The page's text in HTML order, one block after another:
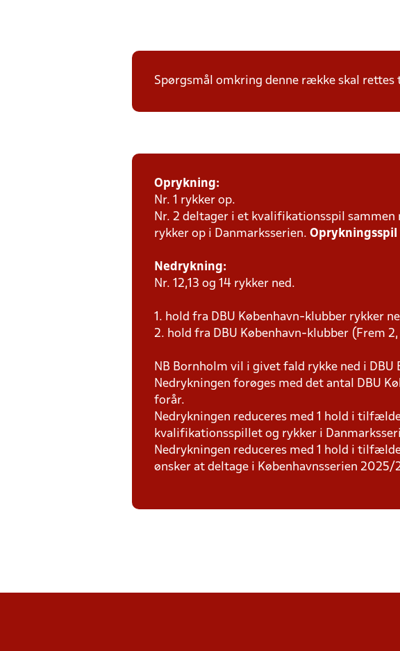
Spørgsmål omkring denne række skal rettes
Oprykning:
Nr. 1 rykker op.
Nr. 2 deltager i et kvalifikationsspil
rykker op i Danmarksserien. Oprykningsspil
Nedrykning:
Nr. 12,13 og 14 rykker ned.
1. hold fra DBU København-klubber rykker
2. hold fra DBU København-klubber (Frem
NB Bornholm vil i givet fald rykke ned i
Nedrykningen forøges med det antal DBU
forår.
Nedrykningen reduceres med 1 hold i
kvalifikationsspillet og rykker i
Nedrykningen reduceres med 1 hold i
ønsker at deltage i Københavnsserien 2025/